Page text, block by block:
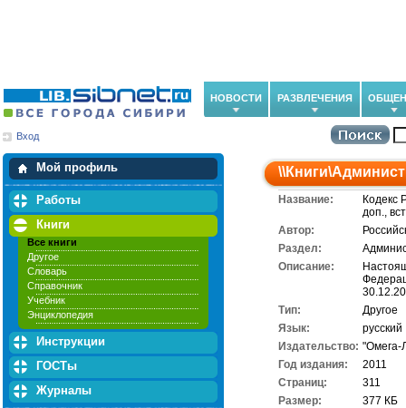
НОВОСТИ РАЗВЛЕЧЕНИЯ
Вход
Мой профиль
Мои закладки
Работы
Книги
Все книги
Другое
Словарь
Справочник
Учебник
Энциклопедия
Инструкции
ГОСТы
Журналы
\\Книги\
Название:
Кодекс
доп.,
Автор:
Раздел:
Описание:
Тип:
Другое
Язык:
русский
Издательство: "Омега-
Год издания:
2011
Cтраниц:
311
Размер:
377 КБ